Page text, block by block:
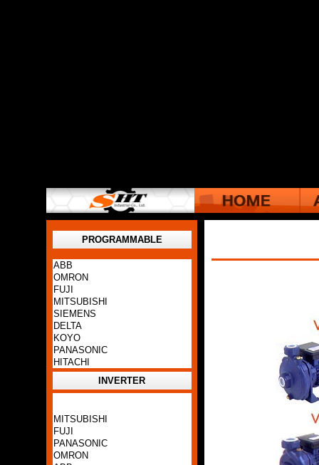
PROGRAMMABLE
ABB
OMRON
FUJI
MITSUBISHI
SIEMENS
DELTA
KOYO
PANASONIC
HITACHI
INVERTER
MITSUBISHI
FUJI
PANASONIC
OMRON